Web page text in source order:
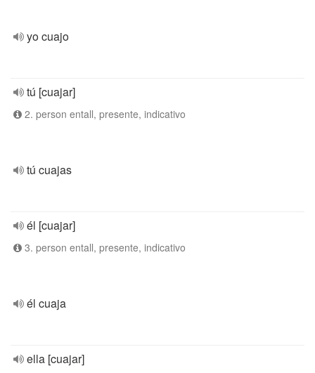
yo cuajo
tú [cuajar]
2. person entall, presente, indicativo
tú cuajas
él [cuajar]
3. person entall, presente, indicativo
él cuaja
ella [cuajar]